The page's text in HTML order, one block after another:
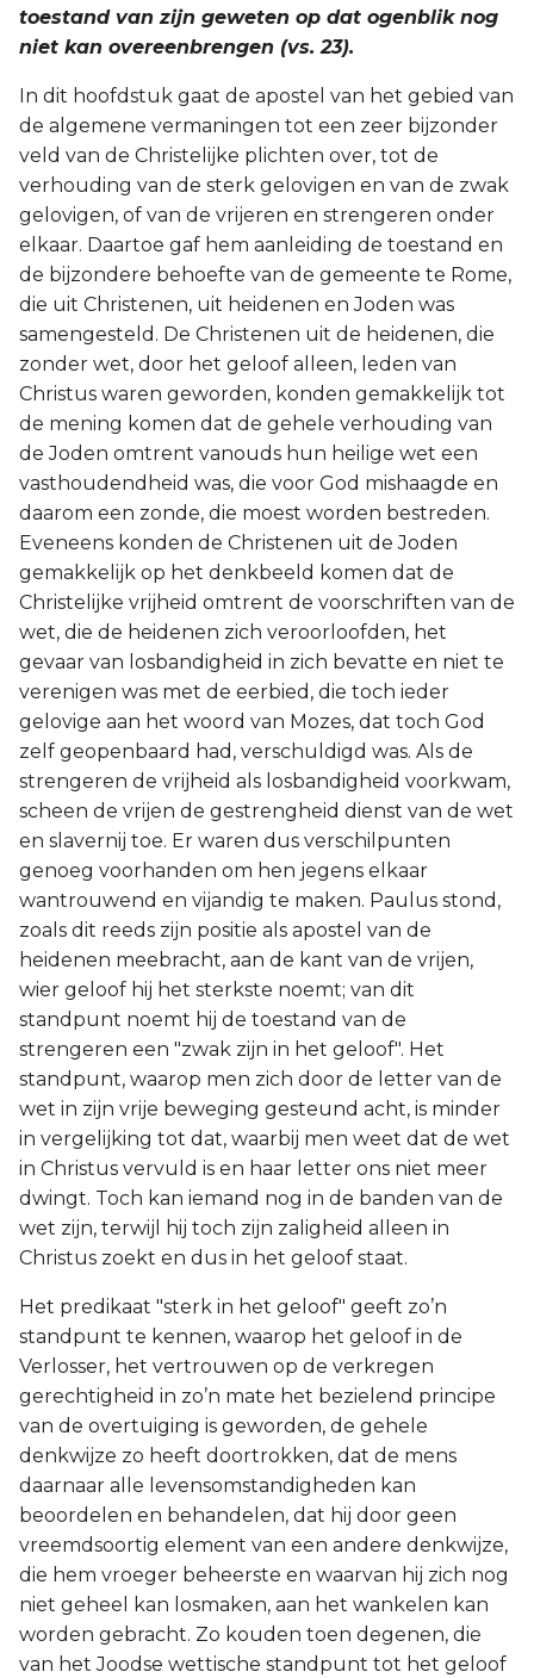
toestand van zijn geweten op dat ogenblik nog
niet kan overeenbrengen (vs. 23).
In dit hoofdstuk gaat de apostel van het gebied van
de algemene vermaningen tot een zeer bijzonder
veld van de Christelijke plichten over, tot de
verhouding van de sterk gelovigen en van de zwak
gelovigen, of van de vrijeren en strengeren onder
elkaar. Daartoe gaf hem aanleiding de toestand en
de bijzondere behoefte van de gemeente te Rome,
die uit Christenen, uit heidenen en Joden was
samengesteld. De Christenen uit de heidenen, die
zonder wet, door het geloof alleen, leden van
Christus waren geworden, konden gemakkelijk tot
de mening komen dat de gehele verhouding van
de Joden omtrent vanouds hun heilige wet een
vasthoudendheid was, die voor God mishaagde en
daarom een zonde, die moest worden bestreden.
Eveneens konden de Christenen uit de Joden
gemakkelijk op het denkbeeld komen dat de
Christelijke vrijheid omtrent de voorschriften van de
wet, die de heidenen zich veroorloofden, het
gevaar van losbandigheid in zich bevatte en niet te
verenigen was met de eerbied, die toch ieder
gelovige aan het woord van Mozes, dat toch God
zelf geopenbaard had, verschuldigd was. Als de
strengeren de vrijheid als losbandigheid voorkwam,
scheen de vrijen de gestrengheid dienst van de wet
en slavernij toe. Er waren dus verschilpunten
genoeg voorhanden om hen jegens elkaar
wantrouwend en vijandig te maken. Paulus stond,
zoals dit reeds zijn positie als apostel van de
heidenen meebracht, aan de kant van de vrijen,
wier geloof hij het sterkste noemt; van dit
standpunt noemt hij de toestand van de
strengeren een "zwak zijn in het geloof". Het
standpunt, waarop men zich door de letter van de
wet in zijn vrije beweging gesteund acht, is minder
in vergelijking tot dat, waarbij men weet dat de wet
in Christus vervuld is en haar letter ons niet meer
dwingt. Toch kan iemand nog in de banden van de
wet zijn, terwijl hij toch zijn zaligheid alleen in
Christus zoekt en dus in het geloof staat.
Het predikaat "sterk in het geloof" geeft zo’n
standpunt te kennen, waarop het geloof in de
Verlosser, het vertrouwen op de verkregen
gerechtigheid in zo’n mate het bezielend principe
van de overtuiging is geworden, de gehele
denkwijze zo heeft doortrokken, dat de mens
daarnaar alle levensomstandigheden kan
beoordelen en behandelen, dat hij door geen
vreemdsoortig element van een andere denkwijze,
die hem vroeger beheerste en waarvan hij zich nog
niet geheel kan losmaken, aan het wankelen kan
worden gebracht. Zo kouden toen degenen, die
van het Joodse wettische standpunt tot het geloof